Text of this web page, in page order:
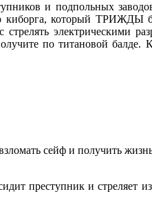
и подпольных
киборга, который ТРИЖДЫ
электрическими
по титановой балде.
сейф и получить
преступник и стреляет